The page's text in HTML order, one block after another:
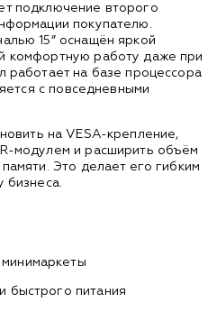
подключение второго
покупателю.
15” оснащён яркой
комфортную работу даже при
работает на базе процессора
с повседневными
на VESA-крепление,
модулем и расширить объём
Это делает его гибким
бизнеса.
быстрого питания